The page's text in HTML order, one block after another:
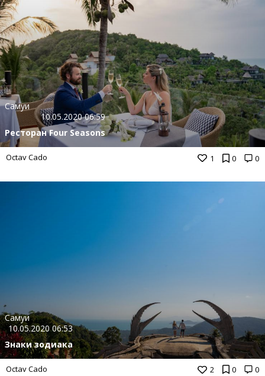
1 0 0
Самуи
10.05.2020 06:59
Ресторан Four Seasons
Octav Cado
2 0 0
Самуи
10.05.2020 06:53
Знаки зодиака
Octav Cado